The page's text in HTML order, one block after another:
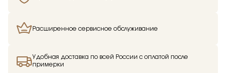
Расширенное сервисное обслуживание
Удобная доставка по всей России с оплатой после
примерки